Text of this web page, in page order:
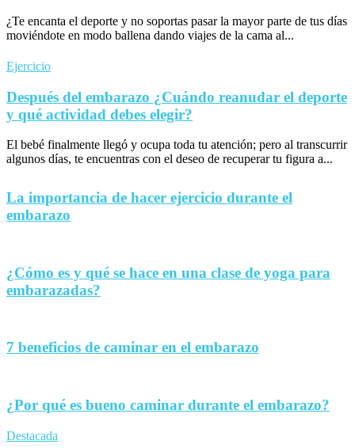
¿Te encanta el deporte y no soportas pasar la mayor parte de tus días
moviéndote en modo ballena dando viajes de la cama al...
Ejercicio
Después del embarazo ¿Cuándo reanudar el deporte
y qué actividad debes elegir?
El bebé finalmente llegó y ocupa toda tu atención; pero al transcurrir
algunos días, te encuentras con el deseo de recuperar tu figura a...
La importancia de hacer ejercicio durante el
embarazo
¿Cómo es y qué se hace en una clase de yoga para
embarazadas?
7 beneficios de caminar en el embarazo
¿Por qué es bueno caminar durante el embarazo?
Destacada